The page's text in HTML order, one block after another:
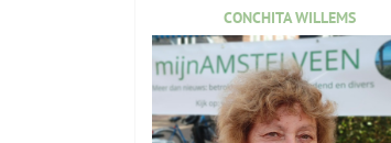
CONCHITA WILLEMS